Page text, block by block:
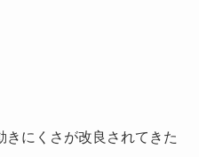
にくさが改良されてきた